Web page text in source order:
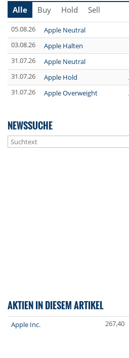
Alle Buy Hold Sell
05.08.26 Apple Neutral
03.08.26
Apple Halten
31.07.26
Apple Neutral
31.07.26
Apple Hold
31.07.26
Apple Overweight
NEWSSUCHE
AKTIEN IN DIESEM ARTIKEL
Apple Inc. 267,40